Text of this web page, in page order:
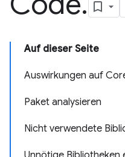
Auf dieser Seite
Auswirkungen auf
Paket analysieren
Nicht verwendete